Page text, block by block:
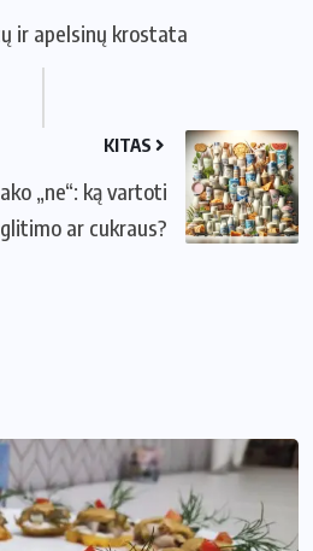
ir apelsinų krostata
KITAS
„ne“: ką vartoti
ar cukraus?